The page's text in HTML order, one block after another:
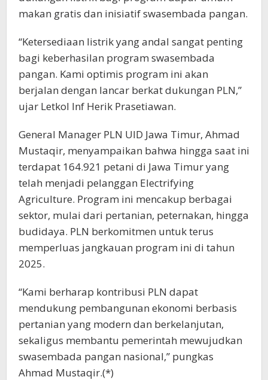
makan gratis dan inisiatif swasembada pangan.
“Ketersediaan listrik yang andal sangat penting
bagi keberhasilan program swasembada
pangan. Kami optimis program ini akan
berjalan dengan lancar berkat dukungan PLN,”
ujar Letkol Inf Herik Prasetiawan.
General Manager PLN UID Jawa Timur, Ahmad
Mustaqir, menyampaikan bahwa hingga saat ini
terdapat 164.921 petani di Jawa Timur yang
telah menjadi pelanggan Electrifying
Agriculture. Program ini mencakup berbagai
sektor, mulai dari pertanian, peternakan, hingga
budidaya. PLN berkomitmen untuk terus
memperluas jangkauan program ini di tahun
2025.
“Kami berharap kontribusi PLN dapat
mendukung pembangunan ekonomi berbasis
pertanian yang modern dan berkelanjutan,
sekaligus membantu pemerintah mewujudkan
swasembada pangan nasional,” pungkas
Ahmad Mustaqir.(*)